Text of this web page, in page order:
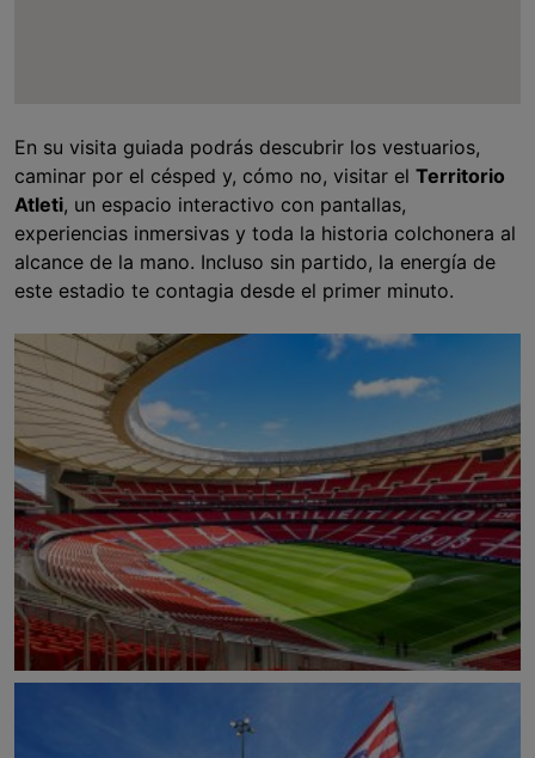
En su visita guiada podrás descubrir los vestuarios,
caminar por el césped y, cómo no, visitar el Territorio
Atleti, un espacio interactivo con pantallas,
experiencias inmersivas y toda la historia colchonera al
alcance de la mano. Incluso sin partido, la energía de
este estadio te contagia desde el primer minuto.